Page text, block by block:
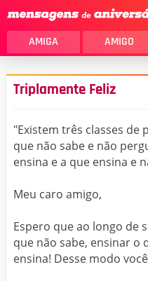
AMIGA AMIGO
Triplamente Feliz
"Existem três classes de
que não sabe e não
ensina e a que ensina e
Meu caro amigo,
Espero que ao longo de
que não sabe, ensinar o
ensina! Desse modo